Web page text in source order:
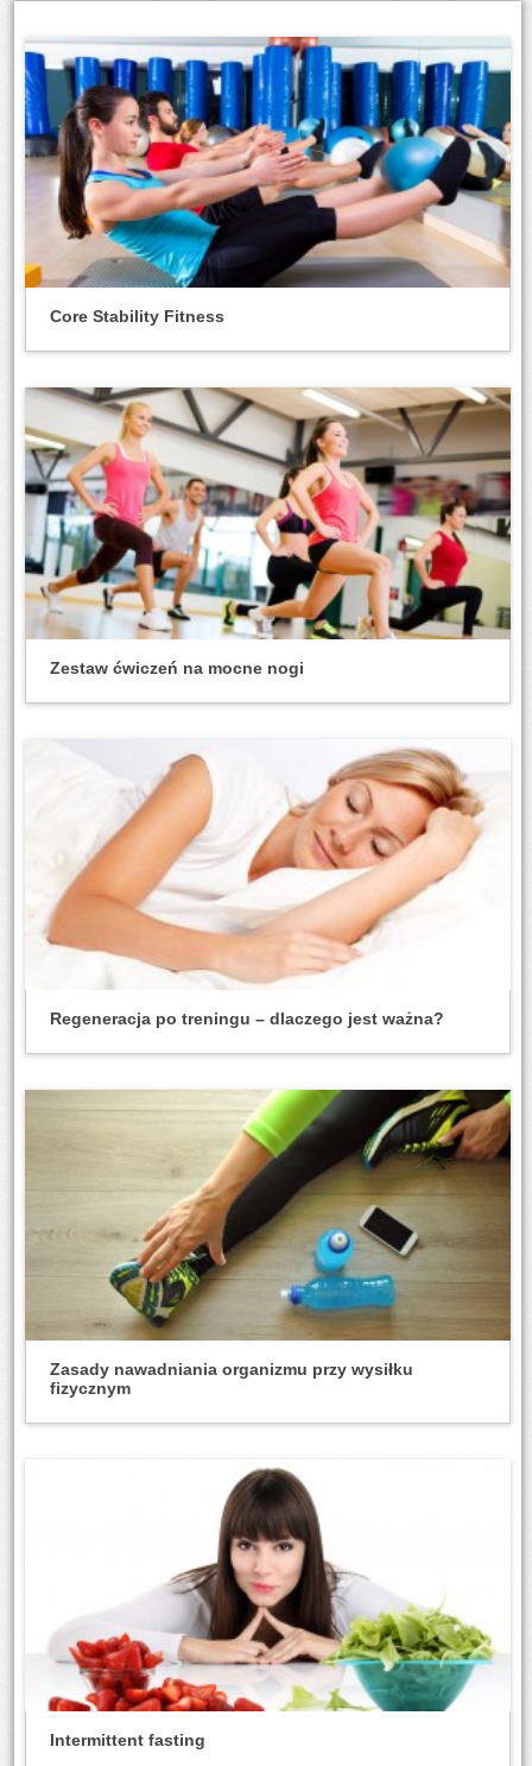
Core Stability Fitness
Zestaw ćwiczeń na mocne nogi
Regeneracja po treningu – dlaczego jest ważna?
Zasady nawadniania organizmu przy wysiłku
fizycznym
Intermittent fasting